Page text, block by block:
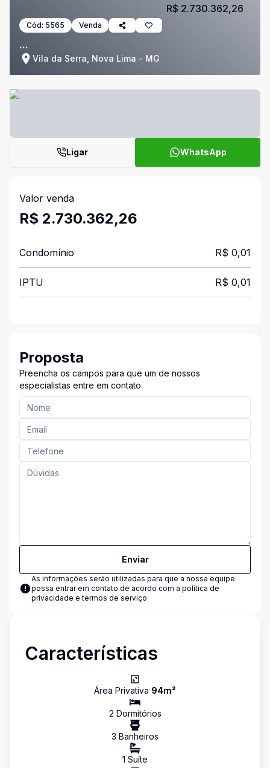
Cód: 5565 Venda
...
Vila da Serra, Nova Lima - MG
R$ 2.730.362,26
Ligar WhatsApp
Valor venda
R$ 2.730.362,26
Condomínio R$ 0,01
IPTU R$ 0,01
Proposta
Preencha os campos para que um de nossos
especialistas entre em contato
Enviar
As informações serão utilizadas para que a nossa equipe
possa entrar em contato de acordo com a política de
privacidade e termos de serviço
Características
Área Privativa 94m²
2 Dormitórios
3 Banheiros
1 Suíte